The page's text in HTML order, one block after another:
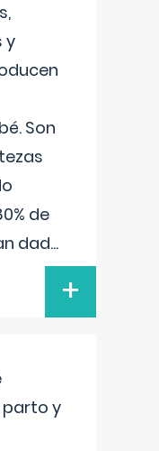
y
Son
de
dad...
+
parto y